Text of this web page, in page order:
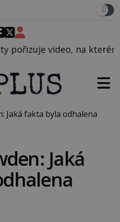
před jeho vozem
Jaká fakta byla odhalena
Jaká